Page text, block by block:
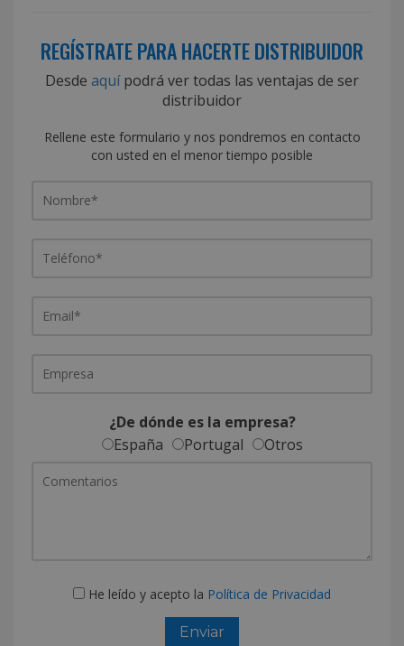
REGÍSTRATE PARA HACERTE DISTRIBUIDOR
Desde aquípodrá ver todas las ventajas de ser
distribuidor
Rellene este formulario y nos pondremos en contacto
con usted en el menor tiempo posible
¿De dónde es la empresa?
España
Portugal Otros
He leído y acepto la Política de Privacidad